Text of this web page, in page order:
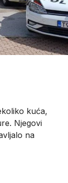
kuća,
Njegovi
na